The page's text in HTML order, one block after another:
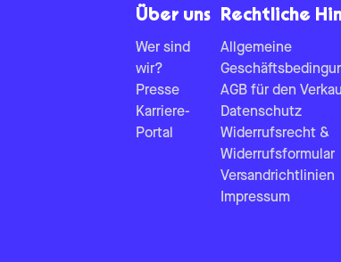
Über uns
Wer sind
wir?
Presse
Karriere-
Portal
Rechtliche
Allgemeine
AGB für den
Datenschutz
Widerrufsrecht &
Widerrufsformular
Versandrichtlinien
Impressum